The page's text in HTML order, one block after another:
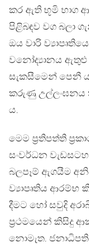
කර ඇති භූමි භාග
පිළිබඳව වග බලා
ඔය වාරි
වනෝද්‍යානය
සැකසීමෙන් පෙනී
කරුණු උල්ලංඝනය
ය.
මෙම ප‍්‍රතිපත්ති
සංවර්ධන
බලපෑම් ඇගයීම
ව්‍යාපෘතිය
දීමට හෝ සවුදි
ප‍්‍රථමයෙන් කිසිදු
නොමැත.